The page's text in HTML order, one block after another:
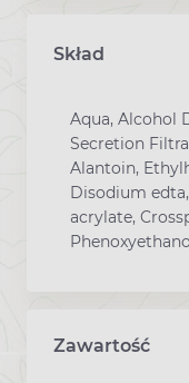
Skład
Aqua, Alcohol
Secretion
Alantoin,
Disodium
acrylate,
Zawartość